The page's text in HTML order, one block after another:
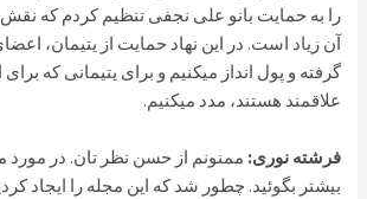
را به حمایت بانو علی نجفی تنظیم کردم که نقش
آن زیاد است. در این نهاد حمایت از یتیمان،
گرفته و پول انداز میکنیم و برای یتیمانی که
علاقمند هستند، مدد میکنیم.
فرشته نوری: ممنونم از حسن نظر تان. در مورد
بیشتر بگوئید. چطور شد که این مجله را ایجاد